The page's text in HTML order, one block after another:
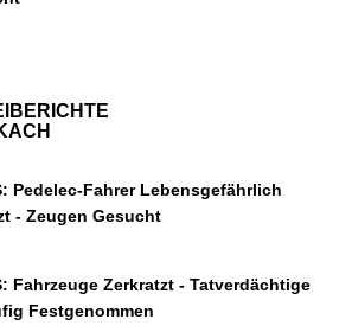
Pedelec-Fahrer Lebensgefährlich
- Zeugen Gesucht
Fahrzeuge Zerkratzt - Tatverdächtige
Festgenommen